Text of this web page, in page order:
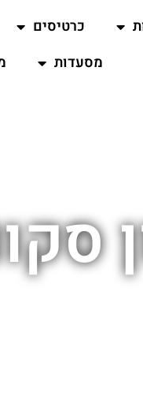
כרטיסים
מסעדות